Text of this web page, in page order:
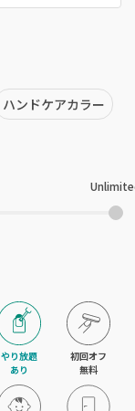
ハンドケアカラー
やり放題
あり
初回オフ
無料